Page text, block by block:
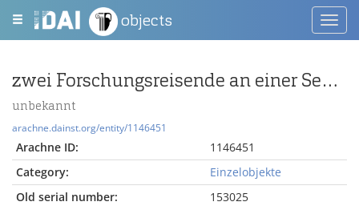
objects
zwei Forschungsreisende an einer Seenlandschaft
unbekannt
arachne.dainst.org/entity/1146451
Arachne ID:
1146451
Category:
Einzelobjekte
Old serial number:
153025